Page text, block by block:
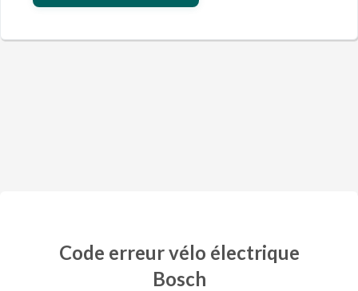
Code erreur vélo électrique
Bosch